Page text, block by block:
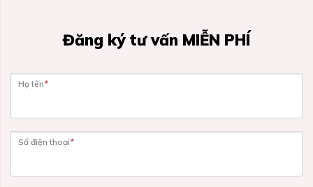
Đăng ký tư vấn MIỄN PHÍ
Họ tên*
Số điện thoại*